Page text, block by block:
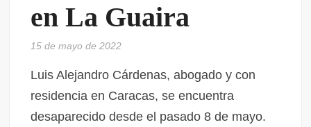
en La Guaira
15 de mayo de 2022
Luis Alejandro Cárdenas, abogado y con
residencia en Caracas, se encuentra
desaparecido desde el pasado 8 de mayo.